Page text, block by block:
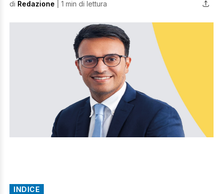
di Redazione | 1 min di lettura
INDICE